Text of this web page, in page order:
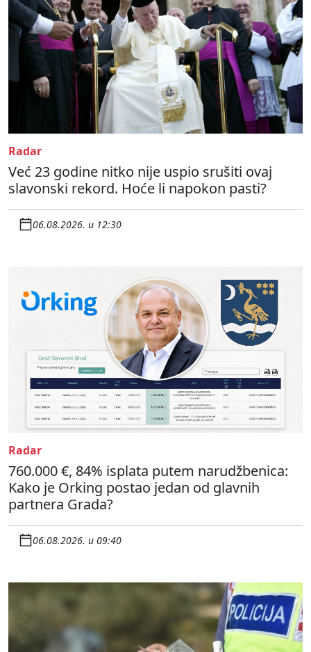
Radar
Već 23 godine nitko nije uspio srušiti ovaj
slavonski rekord. Hoće li napokon pasti?
06.08.2026. u 12:30
Radar
760.000 €, 84% isplata putem narudžbenica:
Kako je Orking postao jedan od glavnih
partnera Grada?
06.08.2026. u 09:40